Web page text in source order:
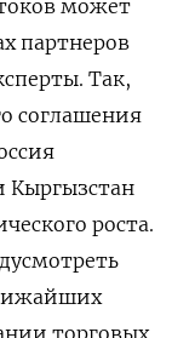
может
партнеров
Так,
соглашения
Кыргызстан
роста.
торговых